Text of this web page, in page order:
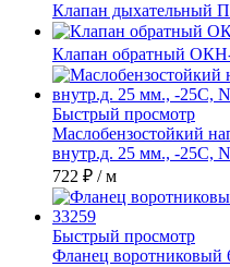
Клапан дыхательный
Клапан обратный
Быстрый просмотр
Маслобензостойкий
внутр.д. 25 мм., -25C,
722 ₽ / м
Быстрый просмотр
Фланец